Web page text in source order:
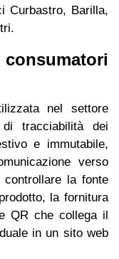
Curbastro, Barilla,
nel settore
tracciabilità dei
e immutabile,
verso
controllare la fonte
la fornitura
QR che collega il
in un sito web